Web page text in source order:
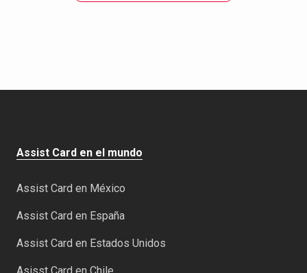
Assist Card en el mundo
Assist Card en México
Assist Card en España
Assist Card en Estados Unidos